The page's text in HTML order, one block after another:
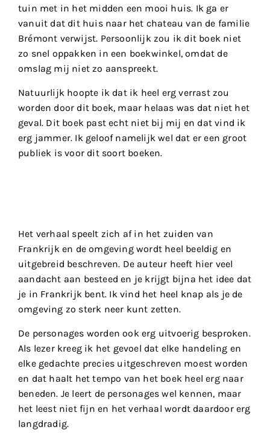
tuin met in het midden een mooi huis. Ik ga er
vanuit dat dit huis naar het chateau van de familie
Brémont verwijst. Persoonlijk zou ik dit boek niet
zo snel oppakken in een boekwinkel, omdat de
omslag mij niet zo aanspreekt.
Natuurlijk hoopte ik dat ik heel erg verrast zou
worden door dit boek, maar helaas was dat niet het
geval. Dit boek past echt niet bij mij en dat vind ik
erg jammer. Ik geloof namelijk wel dat er een groot
publiek is voor dit soort boeken.
Het verhaal speelt zich af in het zuiden van
Frankrijk en de omgeving wordt heel beeldig en
uitgebreid beschreven. De auteur heeft hier veel
aandacht aan besteed en je krijgt bijna het idee dat
je in Frankrijk bent. Ik vind het heel knap als je de
omgeving zo sterk neer kunt zetten.
De personages worden ook erg uitvoerig besproken.
Als lezer kreeg ik het gevoel dat elke handeling en
elke gedachte precies uitgeschreven moest worden
en dat haalt het tempo van het boek heel erg naar
beneden. Je leert de personages wel kennen, maar
het leest niet fijn en het verhaal wordt daardoor erg
langdradig.